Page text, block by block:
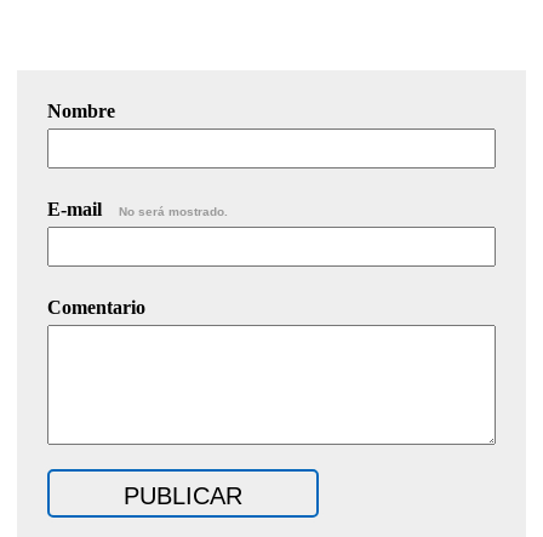
Nombre
E-mail No será mostrado.
Comentario